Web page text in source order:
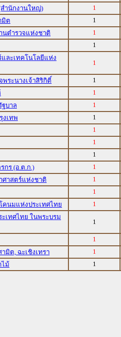
ำนักงานใหญ่)
1
มิต
1
นตำรวจแห่งชาติ
1
1
ละเทคโนโลยีแห่ง
1
ระนางเจ้าสิริกิติ์
1
1
บาล
1
งเทพ
1
1
1
1
กร (อ.ต.ก.)
1
าสตร์แห่งชาติ
1
1
คนมแห่งประเทศไทย
1
เทศไทย ในพระบรม
1
1
มิต, ฉะเชิงเทรา
1
ไม้
1